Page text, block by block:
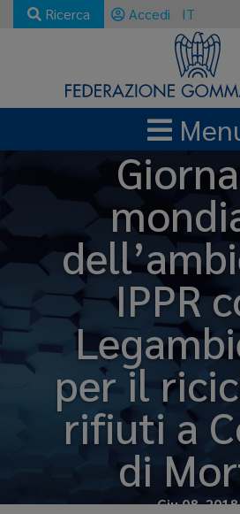
Ricerca Accedi IT
IPPR
per il
rifiuti a
di
Giu 08, 2018